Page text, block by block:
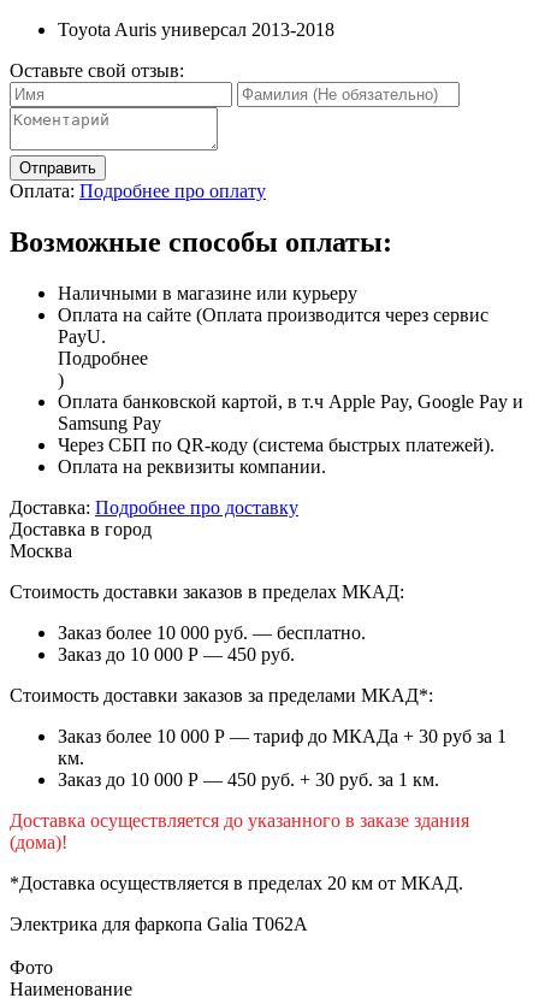
Toyota Auris универсал 2013-2018
Оставьте свой отзыв:
Отправить
Оплата: Подробнее про оплату
Возможные способы оплаты:
Наличными в магазине или курьеру
Оплата на сайте (Оплата производится через сервис
PayU.
Подробнее
)
Оплата банковской картой, в т.ч Apple Pay, Google Pay и
Samsung Pay
Через СБП по QR-коду (система быстрых платежей).
Оплата на реквизиты компании.
Доставка: Подробнее про доставку
Доставка в город
Москва
Стоимость доставки заказов в пределах МКАД:
Заказ более 10 000 руб. — бесплатно.
Заказ до 10 000 Р — 450 руб.
Стоимость доставки заказов за пределами МКАД*:
Заказ более 10 000 Р — тариф до МКАДа + 30 руб за 1
км.
Заказ до 10 000 Р — 450 руб. + 30 руб. за 1 км.
Доставка осуществляется до указанного в заказе здания
(дома)!
*Доставка осуществляется в пределах 20 км от МКАД.
Электрика для фаркопа Galia T062A
Фото
Наименование